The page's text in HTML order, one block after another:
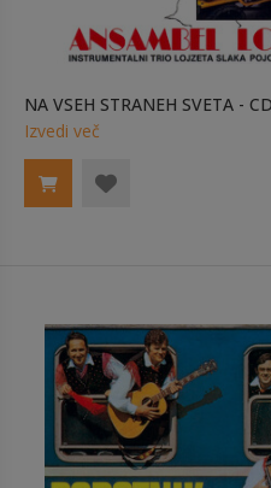
NA VSEH STRANEH SVETA - CD
Izvedi več